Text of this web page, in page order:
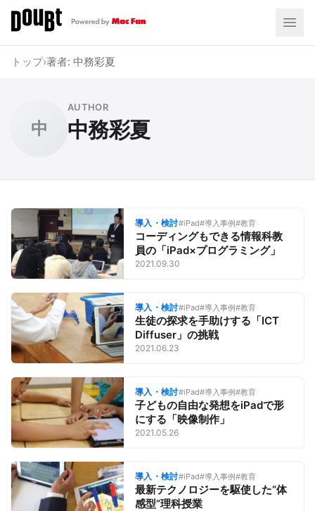
トップ›著者: 中務彩夏
中
AUTHOR
中務彩夏
導入・検討#iPad#導入事例#教育
コーディングもできる情報科教
員の「iPad×プログラミング」
2021.09.30
導入・検討#iPad#導入事例#教育
生徒の探求を手助けする「ICT
Diffuser」の挑戦
2021.06.23
導入・検討#iPad#導入事例#教育
子どもの自由な発想をiPadで形
にする「映像制作」
2021.05.26
導入・検討#iPad#導入事例#教育
最新テクノロジーを駆使した“体
感型”理科授業